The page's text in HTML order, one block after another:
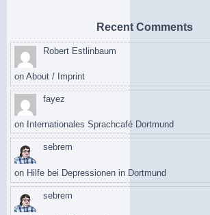
Recent Comments
Robert Estlinbaum
on About / Imprint
fayez
on Internationales Sprachcafé Dortmund
sebrem
on Hilfe bei Depressionen in Dortmund
sebrem